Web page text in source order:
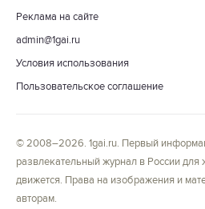
Реклама на сайте
admin@1gai.ru
Условия использования
Пользовательское соглашение
© 2008–2026. 1gai.ru. Первый
развлекательный журнал в России для
движется. Права на изображения и
авторам.